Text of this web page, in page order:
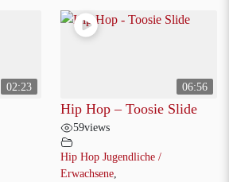
02:23 06:56
Hip Hop – Toosie Slide
59views
Hip Hop Jugendliche /
Erwachsene,